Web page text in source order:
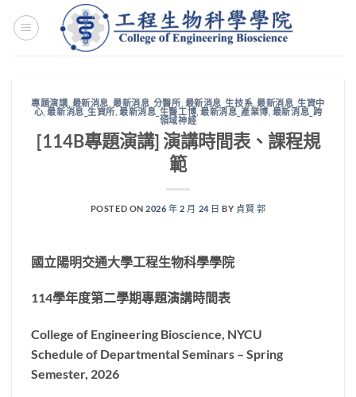
專題演講, 最新消息 ,最新消息_分醫所 最新消息_生技系 ,最新消息_生資中
心 ,最新消息_生資所 ,最新消息_生醫工博,最新消息_產業博, 最新消息_跨
領域神經
[114B專題演講] 演講時間表、課程規
範
POSTED ON2026 年 2 月 24 日 BY 貞賢 郭
國立陽明交通大學工程生物科學學院
114學年度第二學期專題演講時間表
College of Engineering Bioscience, NYCU
Schedule of Departmental Seminars – Spring
Semester, 2026